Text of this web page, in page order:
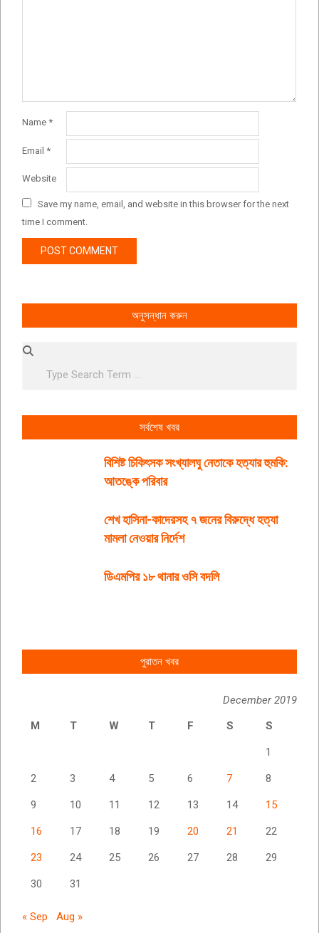
Name *
Email *
Website
Save my name, email, and website in this browser for the next
time I comment.
অনুসন্ধান করুন
Search
সর্বশেষ খবর
বিশিষ্ট চিকিৎসক সংখ্যালঘু নেতাকে হত্যার হুমকি:
আতঙ্কে পরিবার
শেখ হাসিনা-কাদেরসহ ৭ জনের বিরুদ্ধে হত্যা
মামলা নেওয়ার নির্দেশ
ডিএমপির ১৮ থানার ওসি বদলি
পুরাতন খবর
December 2019
M
T W T F S S
1
2 3 4 5 6 7 8
9 10 11 12 13 14 15
16 17 18 19 20 21 22
23 24 25 26 27 28 29
30 31
« Sep Aug »